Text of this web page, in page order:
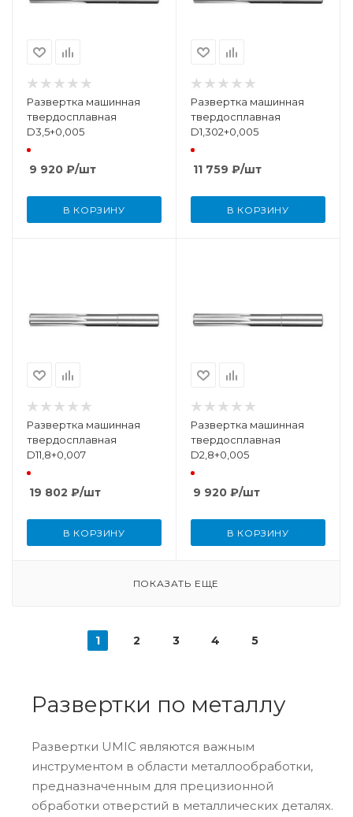
Развертка машинная
твердосплавная
D3,5+0,005
9 920 ₽/шт
В КОРЗИНУ
Развертка машинная
твердосплавная
D1,302+0,005
11 759 ₽/шт
В КОРЗИНУ
Развертка машинная
твердосплавная
D11,8+0,007
19 802 ₽/шт
В КОРЗИНУ
Развертка машинная
твердосплавная
D2,8+0,005
9 920 ₽/шт
В КОРЗИНУ
ПОКАЗАТЬ ЕЩЕ
1 2 3 4 5
Развертки по металлу
Развертки UMIC являются важным
инструментом в области металлообработки,
предназначенным для прецизионной
обработки отверстий в металлических деталях.